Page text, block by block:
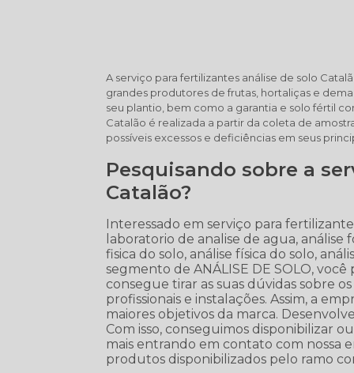
A serviço para fertilizantes análise de solo
grandes produtores de frutas, hortaliças e
seu plantio, bem como a garantia e solo fértil
Catalão é realizada a partir da coleta de
possíveis excessos e deficiências em seus
Pesquisando sobre a
Catalão?
Interessado em serviço para
laboratorio de analise de agua,
fisica do solo, análise física do solo,
segmento de ANÁLISE DE SOLO,
consegue tirar as suas dúvidas sobre
profissionais e instalações. Assim, a
maiores objetivos da marca.
Com isso, conseguimos disponibilizar
mais entrando em contato com nossa
produtos disponibilizados pelo ramo